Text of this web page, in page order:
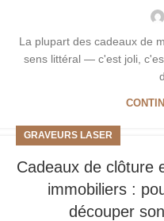
La plupart des cadeaux de
sens littéral — c'est joli,
GRAVEURS LASER
Cadeaux de clôture
immobiliers :
découper